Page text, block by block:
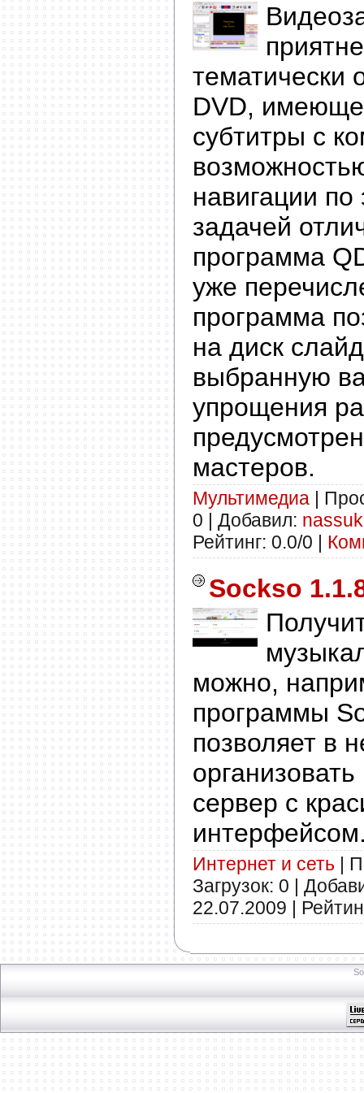
тематически
DVD,
субтитры с
навигации
задачей
программа
уже
программа
на диск
выбранную
упрощения
мастеров.
Мультимедиа |
0 | Добавил:
Рейтинг: 0.0/0 |
Sockso
можно,
программы
позволяет в
сервер с
Интернет и сеть |
Загрузок: 0 |
22.07.2009 |